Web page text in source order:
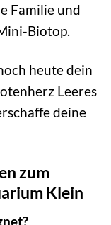
Familie und
Biotop.
heute dein
Leeres
deine
zum
Klein